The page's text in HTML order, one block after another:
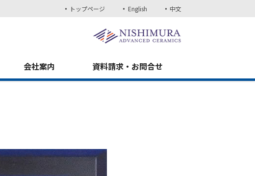
トップページ English 中文
会社案内 資料請求・お問合せ